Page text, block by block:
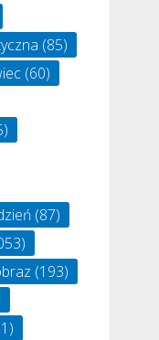
(85)
(60)
(87)
(193)